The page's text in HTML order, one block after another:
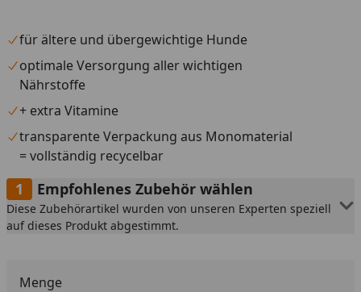
für ältere und übergewichtige Hunde
optimale Versorgung aller wichtigen
Nährstoffe
+ extra Vitamine
transparente Verpackung aus Monomaterial
= vollständig recycelbar
Empfohlenes Zubehör wählen
Diese Zubehörartikel wurden von unseren Experten speziell
auf dieses Produkt abgestimmt.
Menge